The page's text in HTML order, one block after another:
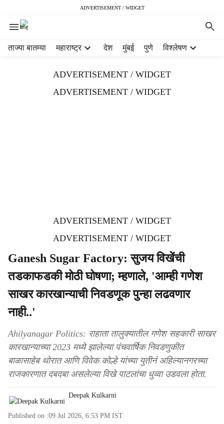
ADVERTISEMENT / WIDGET
ताज्या बातम्या महाराष्ट्र देश मुंबई पुणे विश्लेषण
ADVERTISEMENT / WIDGET
ADVERTISEMENT / WIDGET
ADVERTISEMENT / WIDGET
ADVERTISEMENT / WIDGET
Ganesh Sugar Factory: सुजय विखेंची
तडकाफडकी मोठी घोषणा; म्हणाले, 'आम्ही गणेश
साखर कारखान्याची निवडणूक पुन्हा लढवणार
नाही..'
Ahilyanagar Politics: राहाता तालुक्यातील गणेश सहकारी साखर
कारखान्याच्या 2023 मध्ये झालेल्या पंचवार्षिक निवडणुकीत
बाळासाहेब थोरात आणि विवेक कोल्हे यांच्या युतीनं अहिल्यानगरच्या
राजकारणात दबदबा असलेल्या विखे पाटलांचा धुव्वा उडवला होता.
Deepak Kulkarni
Published on :09 Jul 2026, 6:53 PM IST